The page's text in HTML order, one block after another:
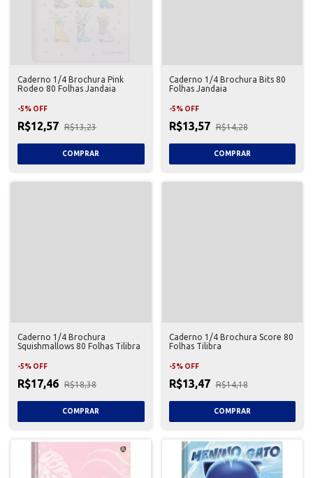
Caderno 1/4 Brochura Pink
Rodeo 80 Folhas Jandaia
-5% OFF
R$12,57 R$13,23
Caderno 1/4 Brochura Bits 80
Folhas Jandaia
-5% OFF
R$13,57 R$14,28
Caderno 1/4 Brochura
Squishmallows 80 Folhas Tilibra
-5% OFF
R$17,46 R$18,38
Caderno 1/4 Brochura Score 80
Folhas Tilibra
-5% OFF
R$13,47 R$14,18